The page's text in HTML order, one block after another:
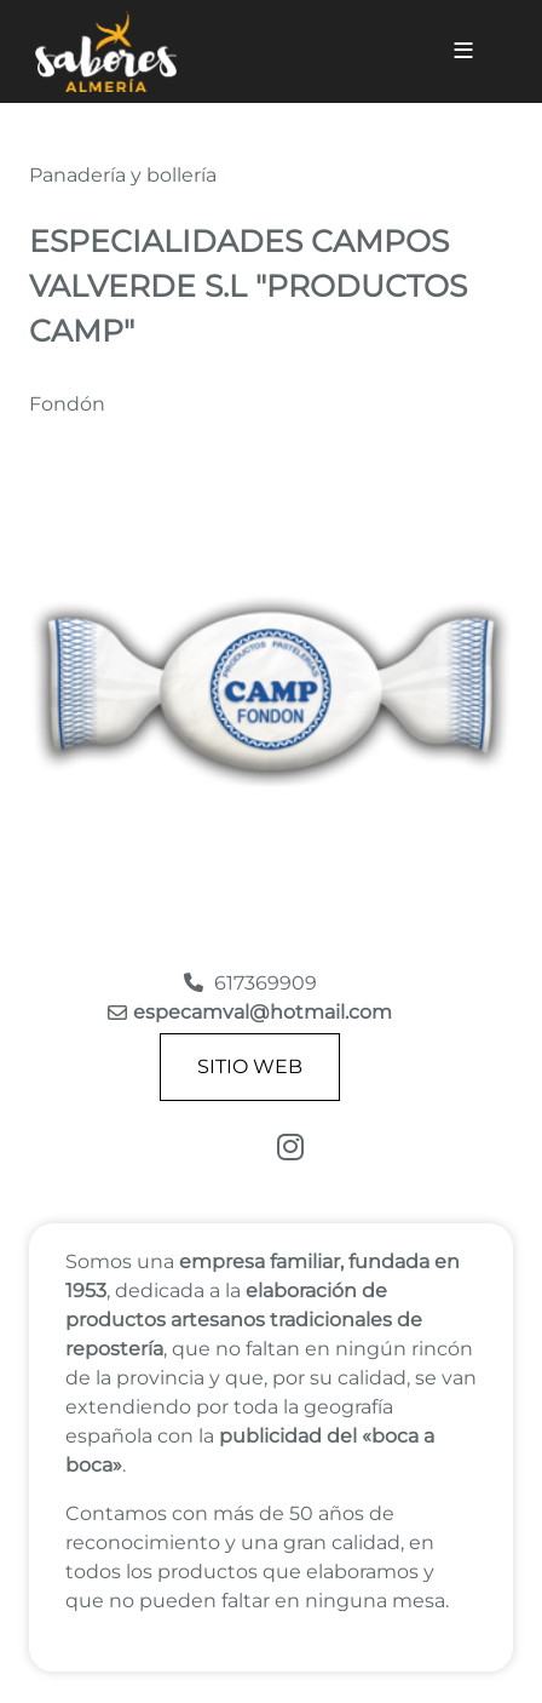
ESPECIALIDADES CAMPOS
Panadería y bollería
ESPECIALIDADES CAMPOS
VALVERDE S.L "PRODUCTOS
CAMP"
Fondón
617369909
especamval@hotmail.com
SITIO WEB
Enlace a Instagram
Somos una empresa familiar, fundada en
1953, dedicada a la elaboración de
productos artesanos tradicionales de
repostería, que no faltan en ningún rincón
de la provincia y que, por su calidad, se van
extendiendo por toda la geografía
española con la publicidad del «boca a
boca».
Contamos con más de 50 años de
reconocimiento y una gran calidad, en
todos los productos que elaboramos y
que no pueden faltar en ninguna mesa.